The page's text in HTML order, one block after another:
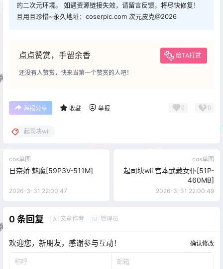
的二次元环境。 如遇资源链接失效，请留言反馈，将尽快修复！
且用且珍惜~永久地址：coserpic.com 次元皮克@2026
点点赞赏，手留余香 给TA打赏
还没有人赞赏，快来当第一个赞赏的人吧！
海报分享 收藏 举报 0 0
起司块wii
cos单图
日奈娇 魅魔[59P3V-511M]
2026-3-31 22:00:47
cos单图
起司块wii 宫本武藏女仆[51P-
460MB]
2026-3-31 22:00:49
0 条回复 A 文章作者 M 管理员
欢迎您，新朋友，感谢参与互动！ 确认修改